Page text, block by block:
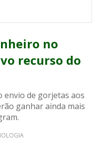
no
recurso do
envio de gorjetas aos
ganhar ainda mais